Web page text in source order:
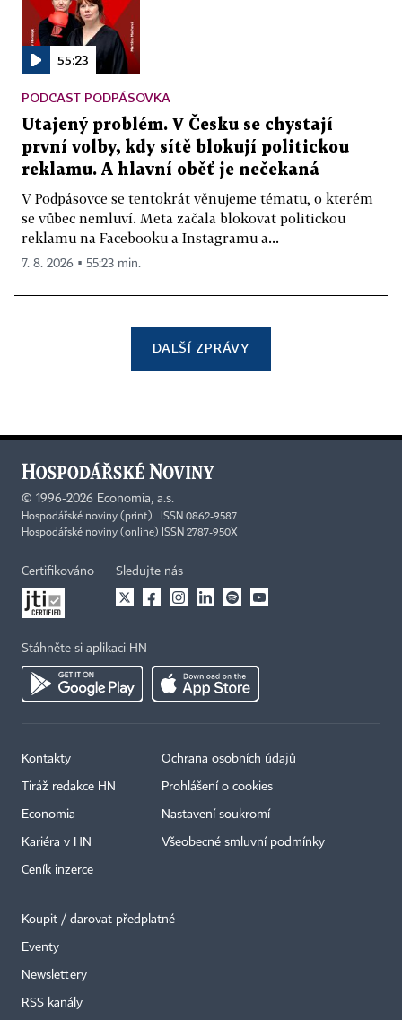
55:23
PODCAST PODPÁSOVKA
Utajený problém. V Česku se chystají
první volby, kdy sítě blokují politickou
reklamu. A hlavní oběť je nečekaná
V Podpásovce se tentokrát věnujeme tématu, o kterém
se vůbec nemluví. Meta začala blokovat politickou
reklamu na Facebooku a Instagramu a...
7. 8. 2026 ▪ 55:23 min.
DALŠÍ ZPRÁVY
© 1996-2026 Economia, a.s.
Hospodářské noviny (print) ISSN 0862-9587
Hospodářské noviny (online) ISSN 2787-950X
Certifikováno Sledujte nás
Stáhněte si aplikaci HN
Kontakty
Tiráž redakce HN
Economia
Kariéra v HN
Ceník inzerce
Ochrana osobních údajů
Prohlášení o cookies
Nastavení soukromí
Všeobecné smluvní podmínky
Koupit / darovat předplatné
Eventy
Newslettery
RSS kanály